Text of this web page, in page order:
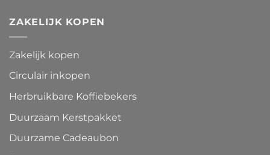
ZAKELIJK KOPEN
Zakelijk kopen
Circulair inkopen
Herbruikbare Koffiebekers
Duurzaam Kerstpakket
Duurzame Cadeaubon